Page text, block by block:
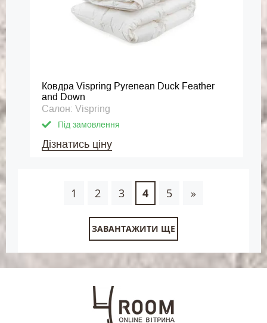
Ковдра Vispring Pyrenean Duck Feather
and Down
Салон: Vispring
Під замовлення
Дізнатись ціну
1 2 3 4 5 »
ЗАВАНТАЖИТИ ЩЕ